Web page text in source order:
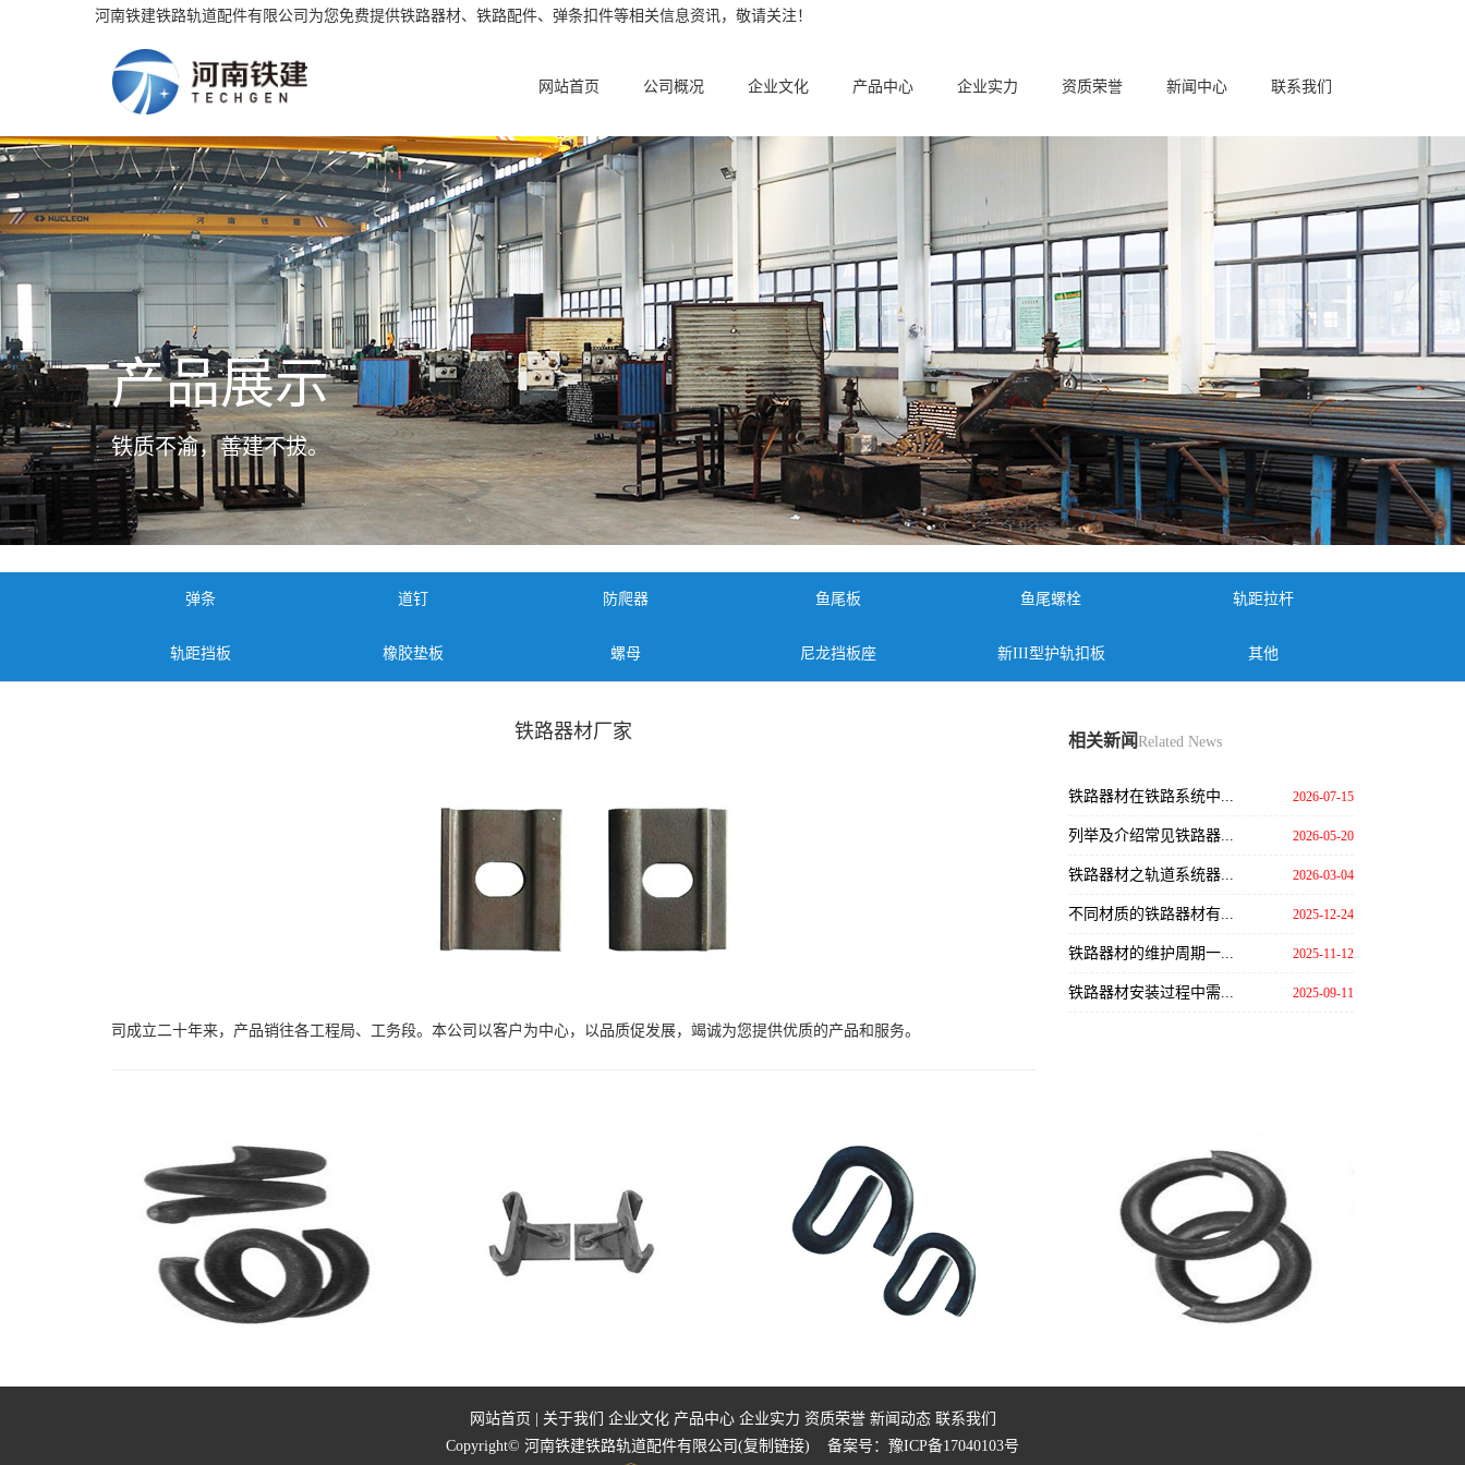
河南铁建铁路轨道配件有限公司为您免费提供铁路器材、铁路配件、弹条扣件等相关信息资讯，敬请关注！
网站首页 公司概况 企业文化 产品中心 企业实力 资质荣誉 新闻中心 联系我们
产品展示
铁质不渝，善建不拔。
弹条 道钉 防爬器 鱼尾板 鱼尾螺栓 轨距拉杆
轨距挡板 橡胶垫板 螺母 尼龙挡板座 新III型护轨扣板 其他
铁路器材厂家
司成立二十年来，产品销往各工程局、工务段。本公司以客户为中心，以品质促发展，竭诚为您提供优质的产品和服务。
相关新闻Related News
铁路器材在铁路系统中... 2026-07-15
列举及介绍常见铁路器... 2026-05-20
铁路器材之轨道系统器... 2026-03-04
不同材质的铁路器材有... 2025-12-24
铁路器材的维护周期一... 2025-11-12
铁路器材安装过程中需... 2025-09-11
网站首页 关于我们 企业文化 产品中心 企业实力 资质荣誉 新闻动态 联系我们
Copyright© 河南铁建铁路轨道配件有限公司(复制链接) 备案号： 豫ICP备17040103号